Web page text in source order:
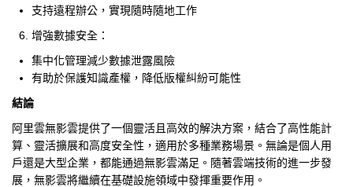
支持遠程辦公，實現隨時隨地工作
增強數據安全：
集中化管理減少數據泄露風險
有助於保護知識產權，降低版權糾紛可能性
結論
阿里雲無影雲提供了一個靈活且高效的解決方案，結合了高性能計
算、靈活擴展和高度安全性，適用於多種業務場景。無論是個人用
戶還是大型企業，都能通過無影雲滿足。隨著雲端技術的進一步發
展，無影雲將繼續在基礎設施領域中發揮重要作用。